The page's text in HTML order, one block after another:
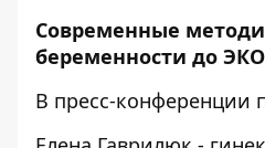
Современные
беременности до ЭКО
В пресс-конференции